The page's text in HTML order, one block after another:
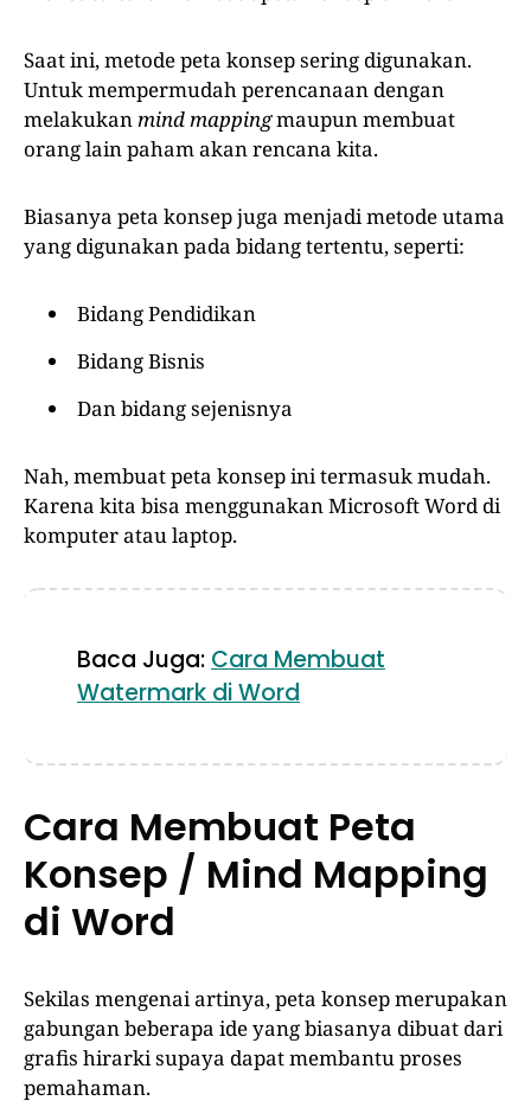
Saat ini, metode peta konsep sering digunakan.
Untuk mempermudah perencanaan dengan
melakukanmind mappingmaupun membuat
orang lain paham akan rencana kita.
Biasanya peta konsep juga menjadi metode utama
yang digunakan pada bidang tertentu, seperti:
Bidang Pendidikan
Bidang Bisnis
Dan bidang sejenisnya
Nah, membuat peta konsep ini termasuk mudah.
Karena kita bisa menggunakan Microsoft Word di
komputer atau laptop.
Baca Juga: Cara Membuat
Watermark di Word
Cara Membuat Peta
Konsep / Mind Mapping
di Word
Sekilas mengenai artinya, peta konsep merupakan
gabungan beberapa ide yang biasanya dibuat dari
grafis hirarki supaya dapat membantu proses
pemahaman.